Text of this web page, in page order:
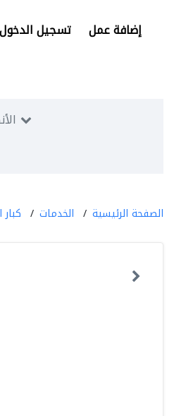
تسجيل الدخول إضافة عمل
الصفحة الرئيسية الخدمات